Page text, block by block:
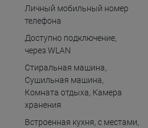
Личный мобильный номер
телефона
Доступно подключение,
через WLAN
Стиральная машина,
Сушильная машина,
Комната отдыха, Камера
хранения
Встроенная кухня, с местами,